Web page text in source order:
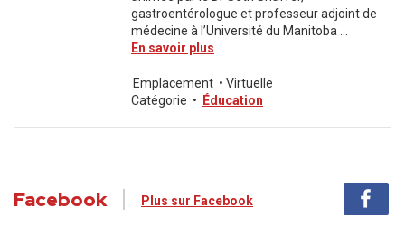
gastroentérologue et professeur adjoint de
médecine à l’Université du Manitoba ...
En savoir plus
Emplacement • Virtuelle
Catégorie • Éducation
Facebook Plus sur Facebook